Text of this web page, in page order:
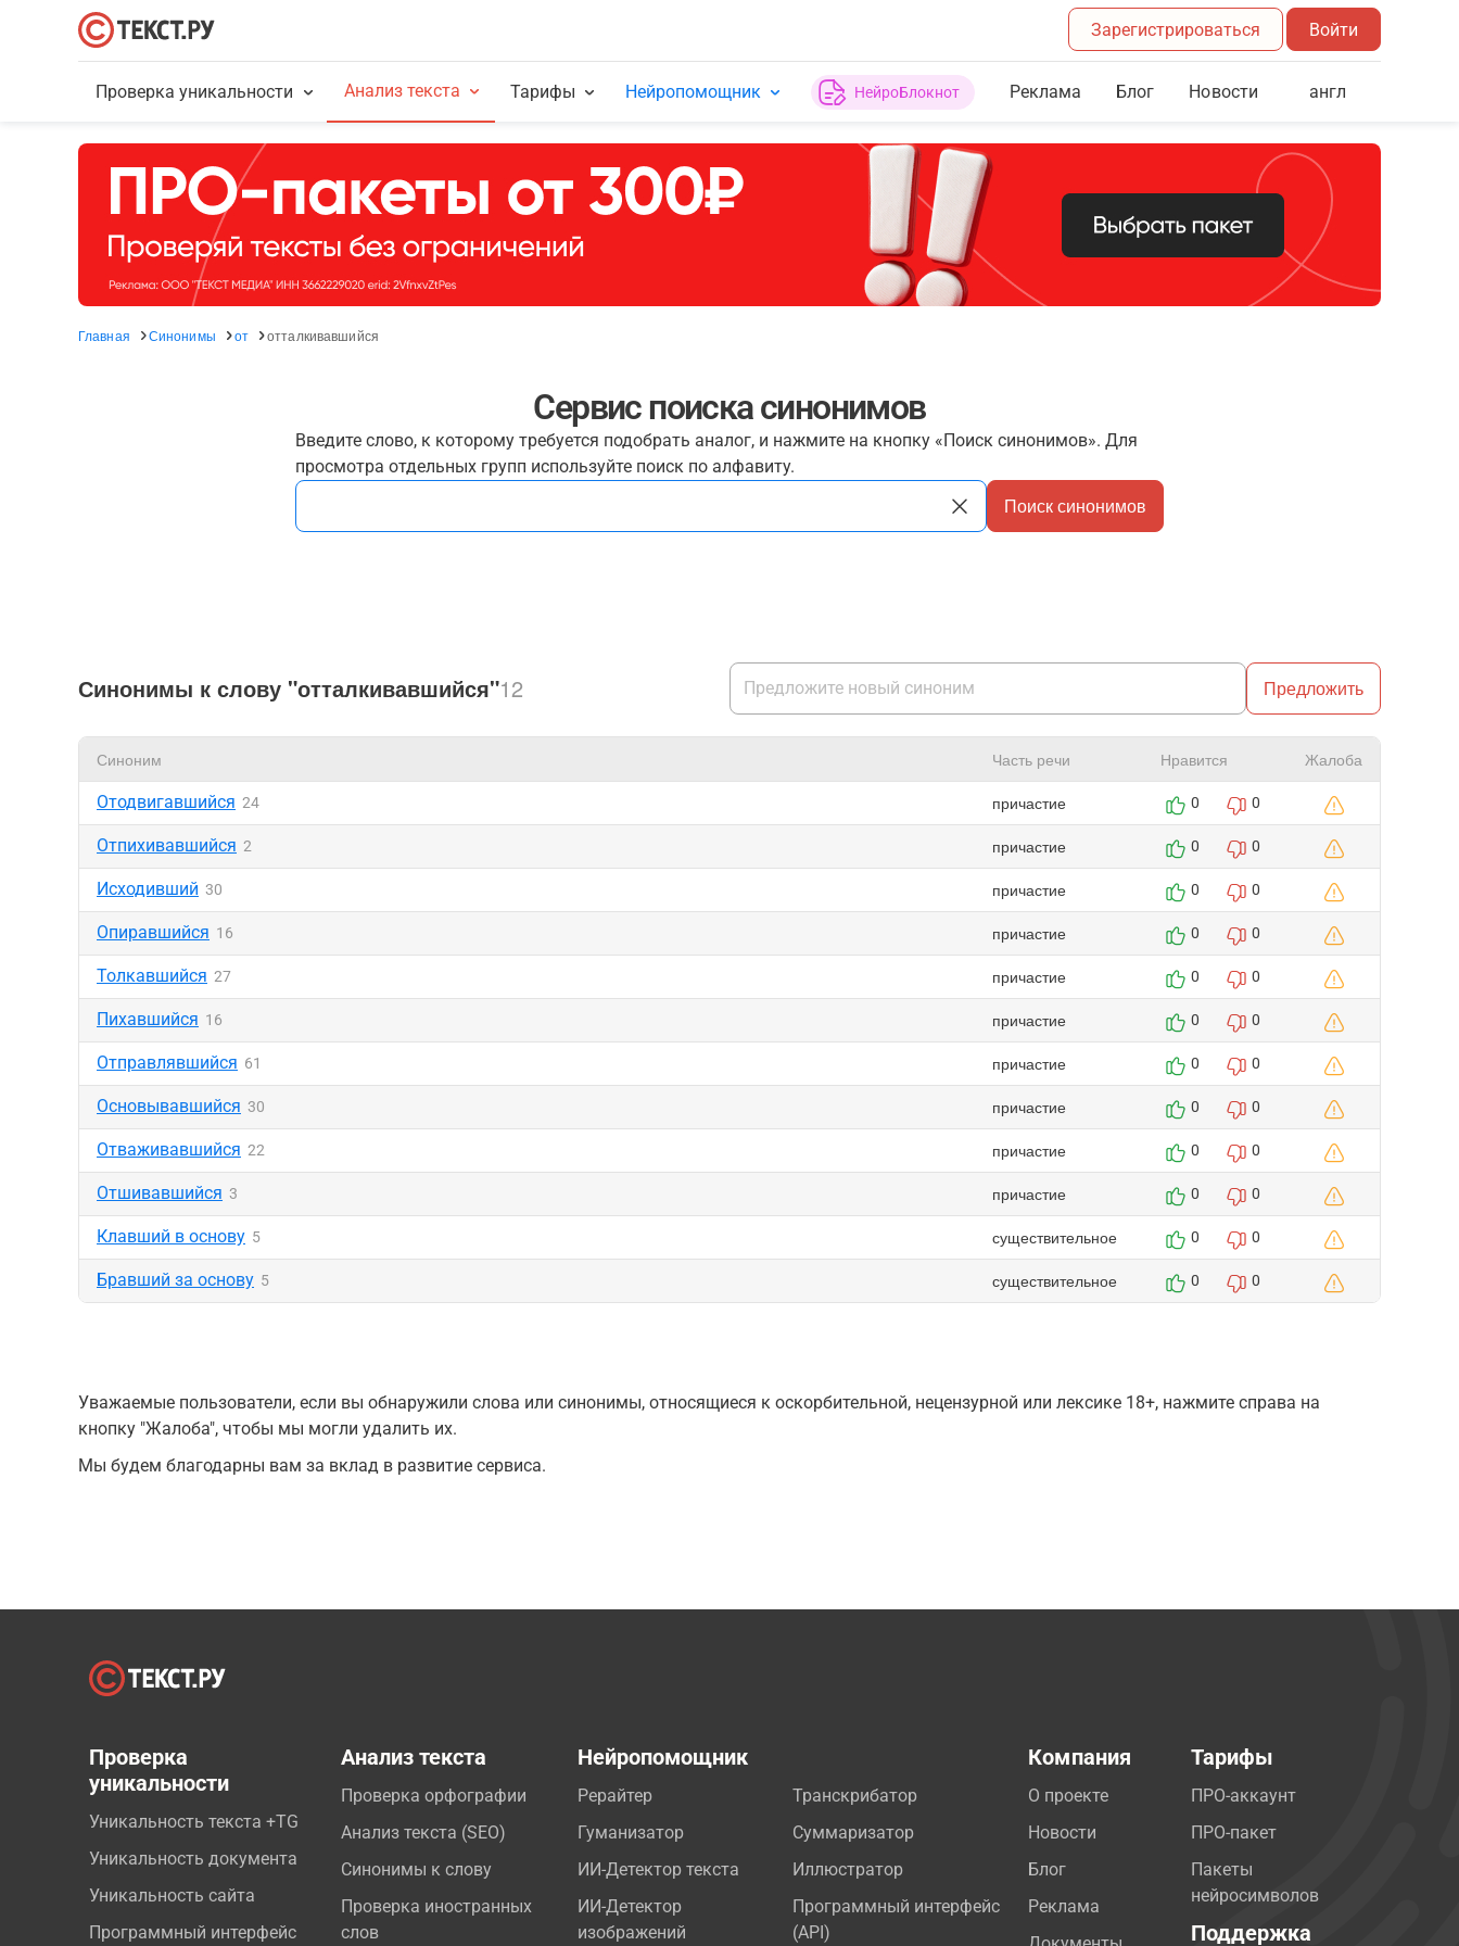
Зарегистрироваться Войти
Проверка уникальности Анализ текста Тарифы Нейропомощник НейроБлокнот Реклама Блог Новости англ
Главная Синонимы от отталкивавшийся
Сервис поиска синонимов
Введите слово, к которому требуется подобрать аналог, и нажмите на кнопку «Поиск синонимов». Для
просмотра отдельных групп используйте поиск по алфавиту.
Поиск синонимов
Синонимы к слову "отталкивавшийся"12 Предложить
Синоним Часть речи Нравится Жалоба
Отодвигавшийся 24 причастие 0 0
Отпихивавшийся 2 причастие 0 0
Исходивший 30 причастие 0 0
Опиравшийся 16 причастие 0 0
Толкавшийся 27 причастие 0 0
Пихавшийся 16 причастие 0 0
Отправлявшийся 61 причастие 0 0
Основывавшийся 30 причастие 0 0
Отваживавшийся 22 причастие 0 0
Отшивавшийся 3 причастие 0 0
Клавший в основу 5 существительное 0 0
Бравший за основу 5 существительное 0 0
Уважаемые пользователи, если вы обнаружили слова или синонимы, относящиеся к оскорбительной, нецензурной или лексике 18+, нажмите справа на
кнопку "Жалоба", чтобы мы могли удалить их.
Мы будем благодарны вам за вклад в развитие сервиса.
Проверка
уникальности
Уникальность текста +TG
Уникальность документа
Уникальность сайта
Программный интерфейс
Анализ текста
Проверка орфографии
Анализ текста (SEO)
Синонимы к слову
Проверка иностранных
слов
Нейропомощник
Рерайтер
Гуманизатор
ИИ-Детектор текста
ИИ-Детектор
изображений
Транскрибатор
Суммаризатор
Иллюстратор
Программный интерфейс
(API)
Компания
О проекте
Новости
Блог
Реклама
Тарифы
ПРО-аккаунт
ПРО-пакет
Пакеты
нейросимволов
Поддержка